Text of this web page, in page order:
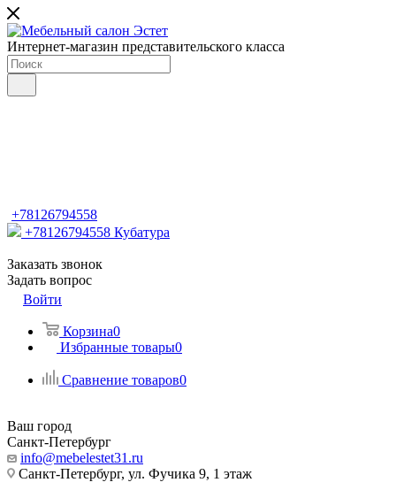
Интернет-магазин представительского класса
+78126794558
+78126794558 Кубатура
Заказать звонок
Задать вопрос
Войти
Корзина0
Избранные товары0
Сравнение товаров0
Ваш город
Санкт-Петербург
info@mebelestet31.ru
Санкт-Петербург, ул. Фучика 9, 1 этаж